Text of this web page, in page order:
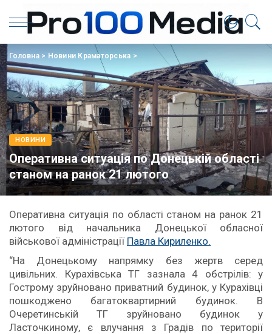
Головна> Новини Краматорська >
НОВИНИ
Оперативна ситуація по Донецькій області
станом на ранок 21 лютого
Оперативна ситуація по області станом на ранок 21
лютого від начальника Донецької обласної
військової адміністрації Павла Кириленко.
“На Донецькому напрямку без жертв серед
цивільних. Курахівська ТГ зазнала 4 обстрілів: у
Гострому зруйновано приватний будинок, у Курахівці
пошкоджено багатоквартирний будинок. В
Очеретинській ТГ зруйновано будинок у
Ласточкиному, є влучання з Градів по території